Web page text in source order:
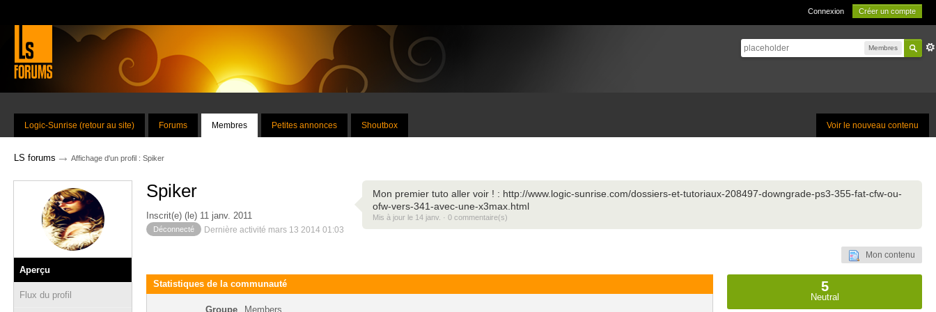
Connexion Créer un compte
Membres
Voir le nouveau contenu
Logic-Sunrise (retour au site) Forums Membres Petites annonces Shoutbox
LS forums → Affichage d'un profil : Spiker
Aperçu
Flux du profil
Spiker
Inscrit(e) (le) 11 janv. 2011
Déconnecté Dernière activité mars 13 2014 01:03
Mon premier tuto aller voir ! : http://www.logic-sunrise.com/dossiers-et-tutoriaux-208497-downgrade-ps3-355-fat-cfw-ou-
ofw-vers-341-avec-une-x3max.html
Mis à jour le 14 janv. · 0 commentaire(s)
Mon contenu
Statistiques de la communauté
Groupe Members
5
Neutral